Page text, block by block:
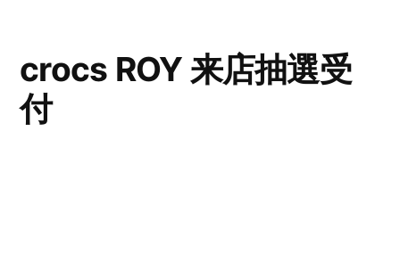
crocs ROY 来店抽選受
付